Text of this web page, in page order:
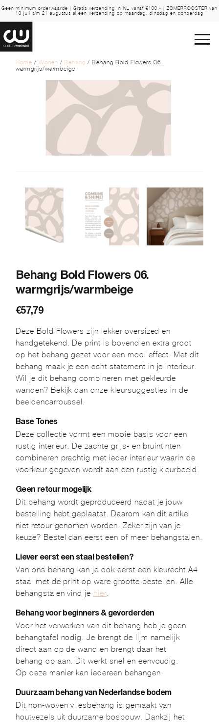
Geen minimum orderwaarde | Gratis verzending in NL vanaf €100,- | ZOMERROOSTER van
10 juli t/m 21 augustus alleen verzending op maandag, dinsdag en donderdag
Home / Wonen / Behang / Behang Bold Flowers 06.
warmgrijs/warmbeige
Behang Bold Flowers 06.
warmgrijs/warmbeige
€57,79
Deze Bold Flowers zijn lekker oversized en
handgetekend. De print is bovendien extra groot
op het behang gezet voor een mooi effect. Met dit
behang maak je een echt statement in je interieur.
Wil je dit behang combineren met gekleurde
wanden? Bekijk dan onze kleursuggesties in de
beeldencarroussel.
Base Tones
Deze collectie vormt een mooie basis voor een
rustig interieur. De zachte grijs- en bruintinten
combineren prachtig met ieder interieur waarin de
voorkeur gegeven wordt aan een rustig kleurbeeld.
Geen retour mogelijk
Dit behang wordt geproduceerd nadat je jouw
bestelling hebt geplaatst. Daarom kan dit artikel
niet retour genomen worden. Zeker zijn van je
keuze? Bestel dan eerst een of meer behangstalen.
Liever eerst een staal bestellen?
Van ons behang kan je ook eerst een kleurecht A4
staal met de print op ware grootte bestellen. Alle
behangstalen vind je hier
Behang voor beginners & gevorderden
Voor het verwerken van dit behang heb je geen
behangtafel nodig. Je brengt de lijm namelijk
direct aan op de wand en brengt daar het
behang op aan. Dit werkt snel en eenvoudig.
Op deze manier kan iedereen behangen.
Duurzaam behang van Nederlandse bodem
Dit non-woven vliesbehang is gemaakt van
houtvezels uit duurzame bosbouw. Dankzij het